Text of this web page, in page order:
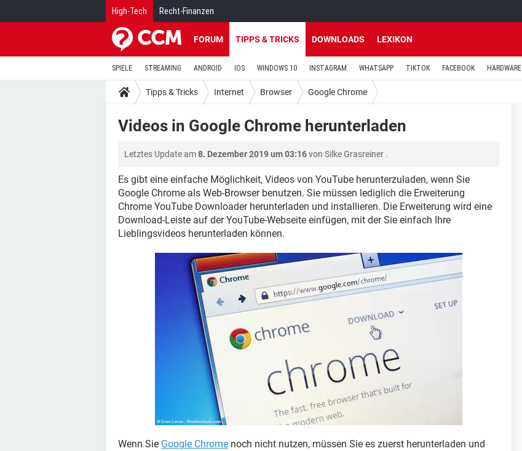
High-Tech Recht-Finanzen
FORUM TIPPS & TRICKS DOWNLOADS LEXIKON
SPIELE STREAMING ANDROID IOS WINDOWS 10 INSTAGRAM WHATSAPP TIKTOK FACEBOOK HARDWARE
Tipps & Tricks Internet Browser Google Chrome
Videos in Google Chrome herunterladen
Letztes Update am8. Dezember 2019 um 03:16von Silke Grasreiner .
Es gibt eine einfache Möglichkeit, Videos von YouTube herunterzuladen, wenn Sie
Google Chrome als Web-Browser benutzen. Sie müssen lediglich die Erweiterung
Chrome YouTube Downloader herunterladen und installieren. Die Erweiterung wird eine
Download-Leiste auf der YouTube-Webseite einfügen, mit der Sie einfach Ihre
Lieblingsvideos herunterladen können.
Wenn Sie Google Chrome noch nicht nutzen, müssen Sie es zuerst herunterladen und